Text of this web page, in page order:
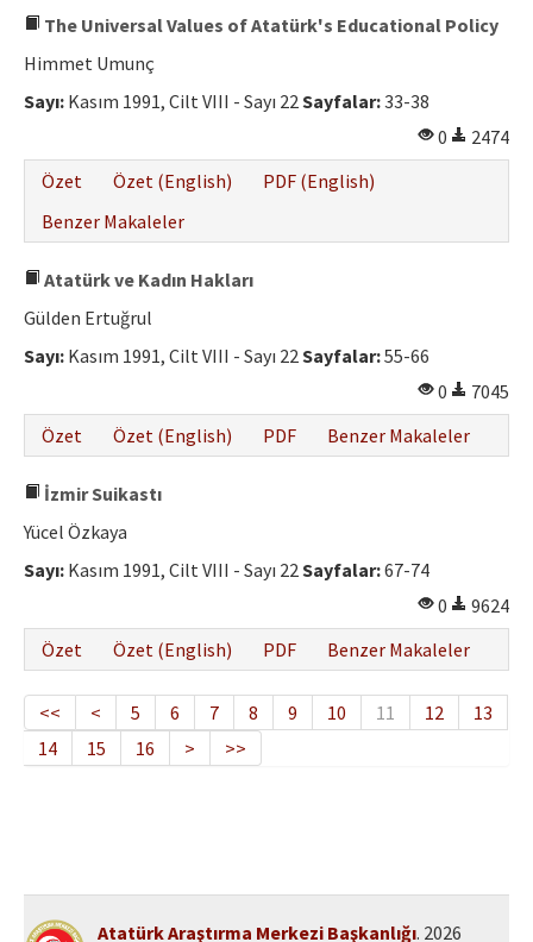
The Universal Values of Atatürk's Educational Policy
Himmet Umunç
Sayı: Kasım 1991, Cilt VIII - Sayı 22Sayfalar:33-38
0
2474
Özet
Özet (English)
PDF (English)
Benzer Makaleler
Atatürk ve Kadın Hakları
Gülden Ertuğrul
Sayı: Kasım 1991, Cilt VIII - Sayı 22Sayfalar:55-66
0
7045
Özet
Özet (English) PDF Benzer Makaleler
İzmir Suikastı
Yücel Özkaya
Sayı: Kasım 1991, Cilt VIII - Sayı 22Sayfalar:67-74
0
9624
Özet
Özet (English) PDF Benzer Makaleler
<< < 5 6 7 8 9 10 11 12
13
14
15 16 > >>
Atatürk Araştırma Merkezi Başkanlığı. 2026